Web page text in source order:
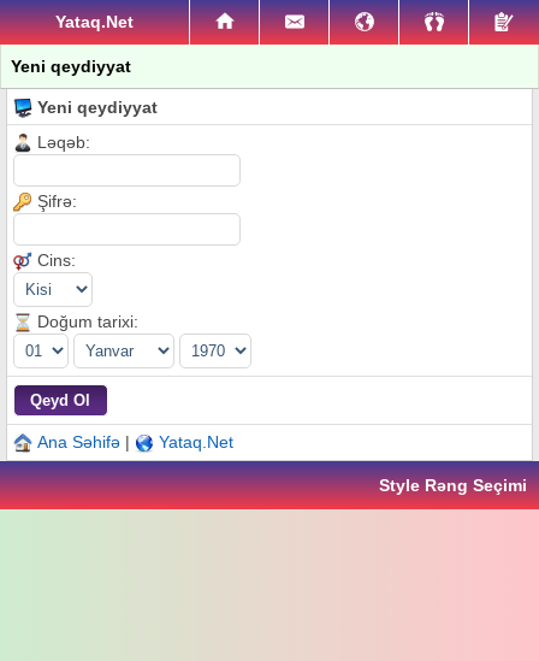
Yataq.Net
Yeni qeydiyyat
Yeni qeydiyyat
Ləqəb:
Şifrə:
Cins:
Doğum tarixi:
Ana Səhifə | Yataq.Net
Style Rəng Seçimi